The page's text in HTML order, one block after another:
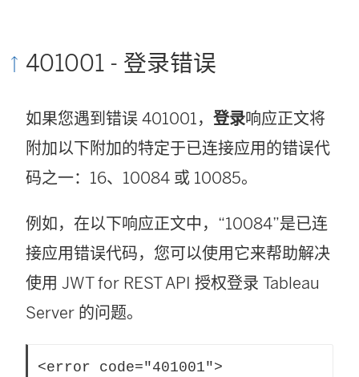
401001 - 登录错误
如果您遇到错误 401001， 登录响应正文将
附加以下附加的特定于已连接应用的错误代
码之一：16、10084 或 10085。
例如，在以下响应正文中，“10084”是已连
接应用错误代码，您可以使用它来帮助解决
使用 JWT for REST API 授权登录 Tableau
Server 的问题。
<error code="401001">